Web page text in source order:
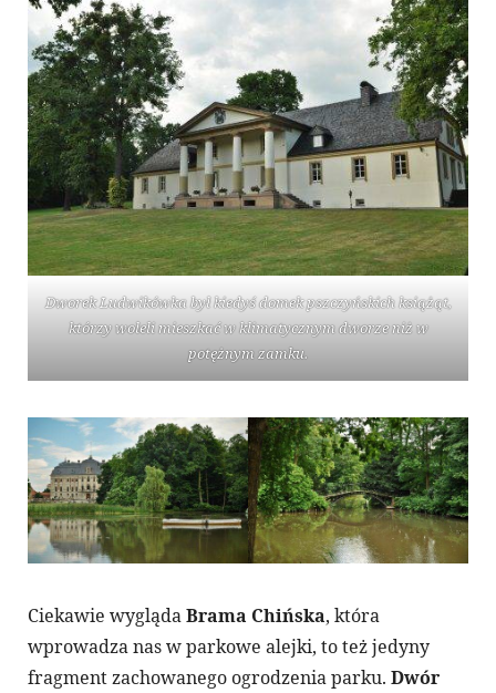
Dworek Ludwikówka był kiedyś domek pszczyńskich książąt,
którzy woleli mieszkać w klimatycznym dworze niż w
potężnym zamku.
Ciekawie wyglądaBrama Chińska, która
wprowadza nas w parkowe alejki, to też jedyny
fragment zachowanego ogrodzenia parku. Dwór